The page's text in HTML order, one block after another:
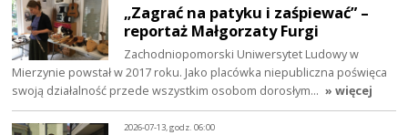
„Zagrać na patyku i zaśpiewać” –
reportaż Małgorzaty Furgi
Zachodniopomorski Uniwersytet Ludowy w
Mierzynie powstał w 2017 roku. Jako placówka niepubliczna poświęca
swoją działalność przede wszystkim osobom dorosłym… » więcej
2026-07-13, godz. 06:00